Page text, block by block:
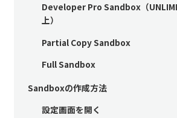
Developer Pro Sandbox（
上）
Partial Copy Sandbox
Full Sandbox
Sandboxの作成方法
設定画面を開く